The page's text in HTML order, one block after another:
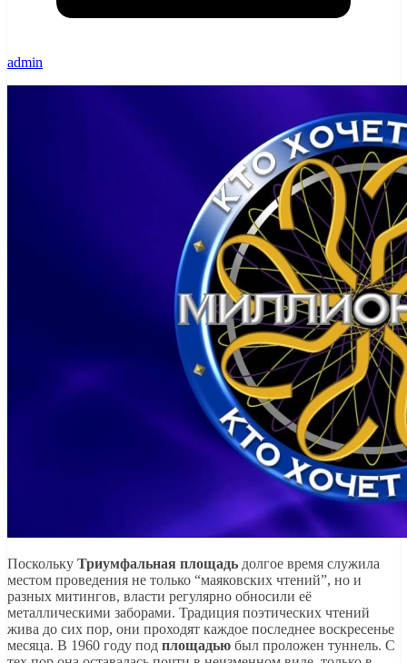
admin
Поскольку Триумфальная площадь долгое время служила
местом проведения не только “маяковских чтений”, но и
разных митингов, власти регулярно обносили её
металлическими заборами. Традиция поэтических чтений
жива до сих пор, они проходят каждое последнее воскресенье
месяца. В 1960 году под площадью был проложен туннель. С